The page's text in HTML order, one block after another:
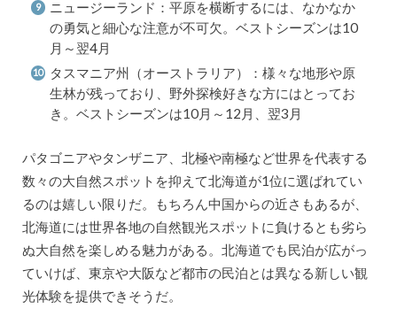
ニュージーランド：平原を横断するには、なかなか
の勇気と細心な注意が不可欠。ベストシーズンは10
月～翌4月
タスマニア州（オーストラリア）：様々な地形や原
生林が残っており、野外探検好きな方にはとってお
き。ベストシーズンは10月～12月、翌3月
パタゴニアやタンザニア、北極や南極など世界を代表する
数々の大自然スポットを抑えて北海道が1位に選ばれてい
るのは嬉しい限りだ。もちろん中国からの近さもあるが、
北海道には世界各地の自然観光スポットに負けるとも劣ら
ぬ大自然を楽しめる魅力がある。北海道でも民泊が広がっ
ていけば、東京や大阪など都市の民泊とは異なる新しい観
光体験を提供できそうだ。